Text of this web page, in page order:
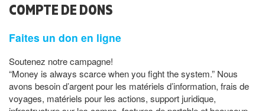
COMPTE DE DONS
Faites un don en ligne
Soutenez notre campagne!
“Money is always scarce when you fight the system.” Nous
avons besoin d’argent pour les matériels d’information, frais de
voyages, matériels pour les actions, support juridique,